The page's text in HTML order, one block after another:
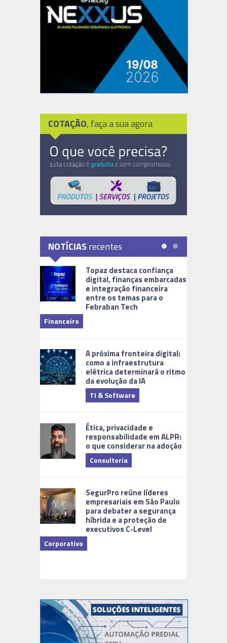
COTAÇÃO, faça a sua agora
NOTÍCIASrecentes
Topaz destaca confiança
digital, finanças embarcadas
e integração financeira
entre os temas para o
Febraban Tech
Financeiro
A próxima fronteira digital:
como a infraestrutura
elétrica determinará o ritmo
da evolução da IA
TI & Software
Ética, privacidade e
responsabilidade em ALPR:
o que considerar na adoção
Consultoria
SegurPro reúne líderes
empresariais em São Paulo
para debater a segurança
híbrida e a proteção de
executivos C-Level
Corporativo